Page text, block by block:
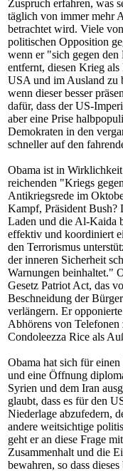
Zuspruch erfahren, was
täglich von immer mehr
betrachtet wird. Viele
politischen Opposition
wenn er "sich gegen
entfernt, diesen Krieg
USA und im Ausland zu
wenn dieser besser
dafür, dass der US-
aber eine Prise
Demokraten in den
schneller auf den
Obama ist in
reichenden "Kriegs
Antikriegsrede im
Kampf, Präsident Bush?
Laden und die Al-Kaida
effektiv und koordiniert
den Terrorismus
der inneren Sicherheit
Warnungen beinhaltet."
Gesetz Patriot Act, das
Beschneidung der
verlängern. Er
Abhörens von
Condoleezza Rice als
Obama hat sich für
und eine Öffnung
Syrien und dem Iran
glaubt, dass es für den
Niederlage abzufedern,
andere weitsichtige
geht er an diese Frage
Zusammenhalt und die
bewahren, so dass